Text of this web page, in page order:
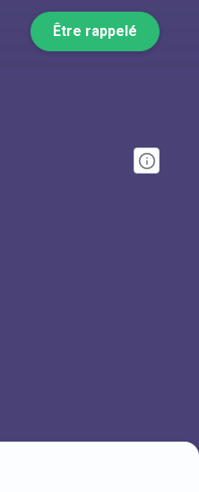
Être rappelé